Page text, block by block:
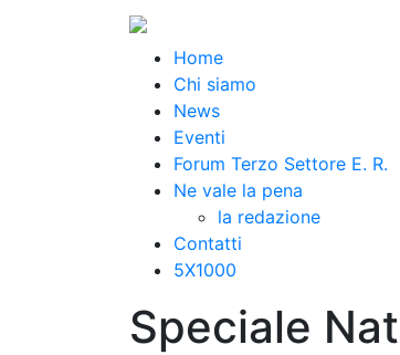
Home
Chi siamo
News
Eventi
Forum Terzo Settore E. R.
Ne vale la pena
la redazione
Contatti
5X1000
Speciale